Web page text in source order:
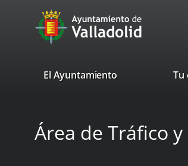
Portal
Web
Ayuntamiento
Valladolid
valladolid.es
El Ayuntamiento Tu
Área de Tráfico